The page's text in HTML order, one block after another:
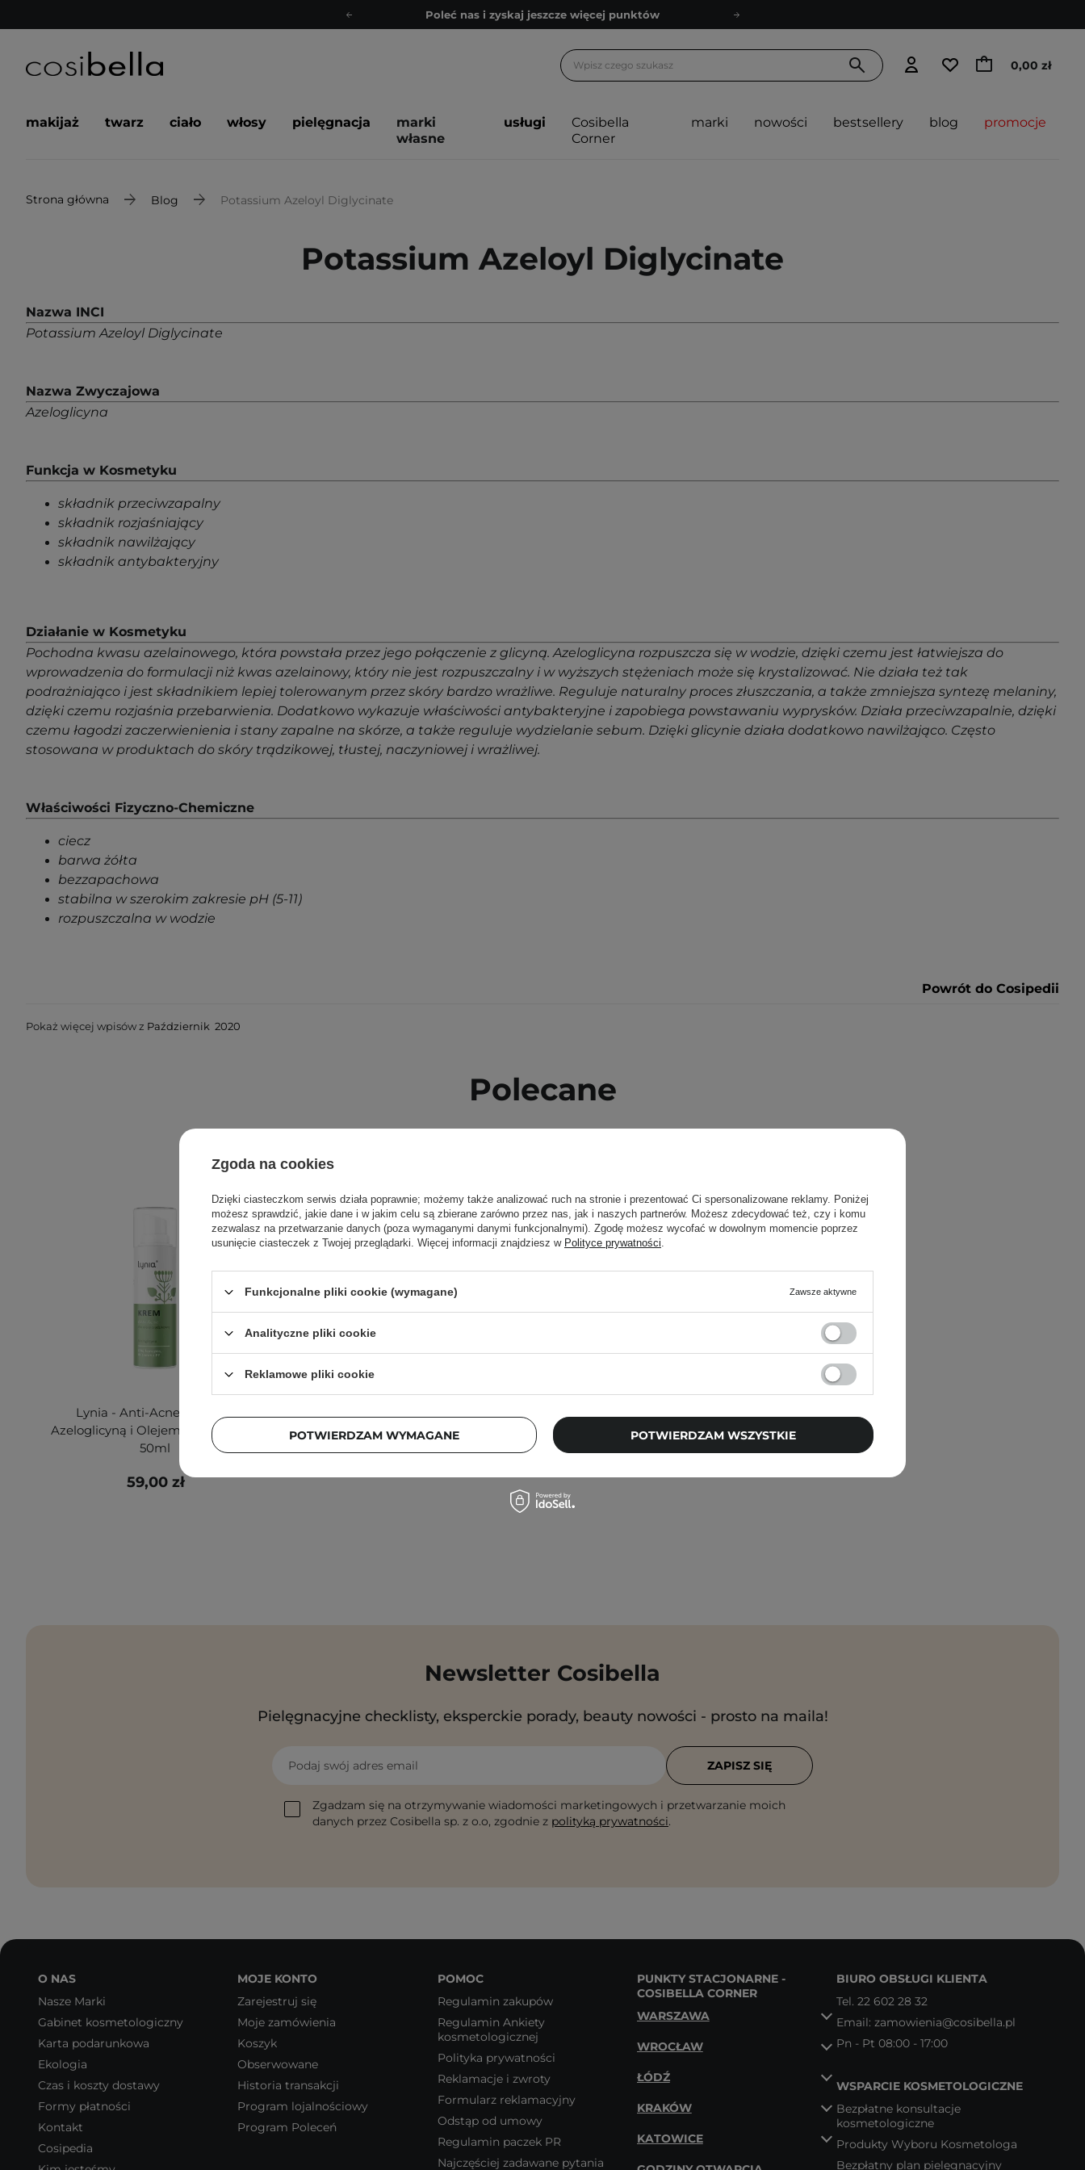
Poleć nas i zyskaj jeszcze więcej punktów
Bezpłatne konsultacje kosmetologiczne
Poleć nas i zyskaj jeszcze więcej punktów
0,00 zł
makijaż twarz ciało włosy pielęgnacja
marki
własne
usługi
Cosibella
Corner
marki nowości bestsellery blog promocje
Strona główna Blog Potassium Azeloyl Diglycinate
Potassium Azeloyl Diglycinate
Nazwa INCI
Potassium Azeloyl Diglycinate
Nazwa Zwyczajowa
Azeloglicyna
Funkcja w Kosmetyku
składnik przeciwzapalny
składnik rozjaśniający
składnik nawilżający
składnik antybakteryjny
Działanie w Kosmetyku
Pochodna kwasu azelainowego, która powstała przez jego połączenie z glicyną. Azeloglicyna rozpuszcza się w wodzie, dzięki czemu jest łatwiejsza do
wprowadzenia do formulacji niż kwas azelainowy, który nie jest rozpuszczalny i w wyższych stężeniach może się krystalizować. Nie działa też tak
podrażniająco i jest składnikiem lepiej tolerowanym przez skóry bardzo wrażliwe. Reguluje naturalny proces złuszczania, a także zmniejsza syntezę melaniny,
dzięki czemu rozjaśnia przebarwienia. Dodatkowo wykazuje właściwości antybakteryjne i zapobiega powstawaniu wyprysków. Działa przeciwzapalnie, dzięki
czemu łagodzi zaczerwienienia i stany zapalne na skórze, a także reguluje wydzielanie sebum. Dzięki glicynie działa dodatkowo nawilżająco. Często
stosowana w produktach do skóry trądzikowej, tłustej, naczyniowej i wrażliwej.
Właściwości Fizyczno-Chemiczne
ciecz
barwa żółta
bezzapachowa
stabilna w szerokim zakresie pH (5-11)
rozpuszczalna w wodzie
Powrót do Cosipedii
Pokaż więcej wpisów z Październik 2020
Polecane
Lynia - Anti-Acne - Krem z
Azeloglicyną i Olejem Konopnym -
50ml
59,00 zł
Newsletter Cosibella
Pielęgnacyjne checklisty, eksperckie porady, beauty nowości - prosto na maila!
Podaj swój adres email
Zgadzam się na otrzymywanie wiadomości marketingowych i przetwarzanie moich
danych przez Cosibella sp. z o.o, zgodnie z polityką prywatności.
ZAPISZ SIĘ
O NAS
Nasze Marki
Gabinet kosmetologiczny
Karta podarunkowa
Ekologia
Czas i koszty dostawy
Formy płatności
Kontakt
Cosipedia
MOJE KONTO
Zarejestruj się
Moje zamówienia
Koszyk
Obserwowane
Historia transakcji
Program lojalnościowy
Program Poleceń
POMOC
Regulamin zakupów
Regulamin Ankiety
kosmetologicznej
Polityka prywatności
Reklamacje i zwroty
Formularz reklamacyjny
Odstąp od umowy
Regulamin paczek PR
Najczęściej zadawane pytania
PUNKTY STACJONARNE -
COSIBELLA CORNER
WARSZAWA
WROCŁAW
ŁÓDŹ
KRAKÓW
KATOWICE
BIURO OBSŁUGI KLIENTA
Tel. 22 602 28 32
Email: zamowienia@cosibella.pl
Pn - Pt 08:00 - 17:00
WSPARCIE KOSMETOLOGICZNE
Bezpłatne konsultacje
kosmetologiczne
Produkty Wyboru Kosmetologa
Bezpłatny plan pielęgnacyjny
Zgoda na cookies
Dzięki ciasteczkom serwis działa poprawnie; możemy także analizować ruch na stronie i prezentować Ci spersonalizowane reklamy. Poniżej
możesz sprawdzić, jakie dane i w jakim celu są zbierane zarówno przez nas, jak i naszych partnerów. Możesz zdecydować też, czy i komu
zezwalasz na przetwarzanie danych (poza wymaganymi danymi funkcjonalnymi). Zgodę możesz wycofać w dowolnym momencie poprzez
usunięcie ciasteczek z Twojej przeglądarki. Więcej informacji znajdziesz w Polityce prywatności.
Funkcjonalne pliki cookie (wymagane) Zawsze aktywne
Analityczne pliki cookie
Reklamowe pliki cookie
POTWIERDZAM WYMAGANE POTWIERDZAM WSZYSTKIE